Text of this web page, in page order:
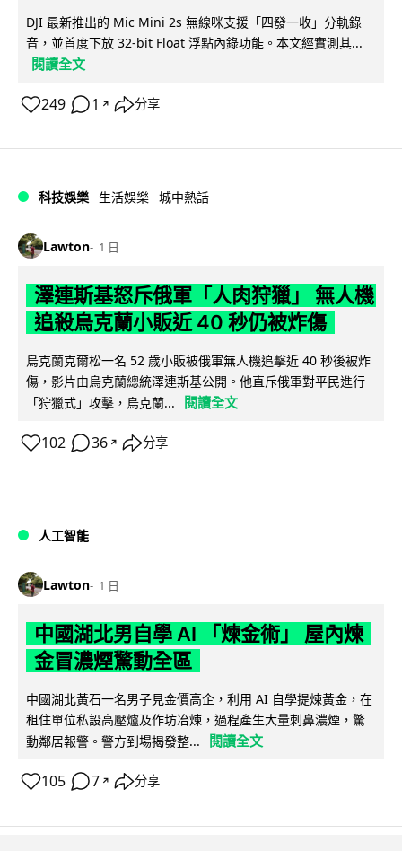
DJI 最新推出的 Mic Mini 2s 無線咪支援「四發一收」分軌錄
音，並首度下放 32-bit Float 浮點內錄功能。本文經實測其...
閱讀全文
249 1 ↗ 分享
科技娛樂 生活娛樂 城中熱話
Lawton 1 日
澤連斯基怒斥俄軍「人肉狩獵」 無人機
追殺烏克蘭小販近 40 秒仍被炸傷
烏克蘭克爾松一名 52 歲小販被俄軍無人機追擊近 40 秒後被炸
傷，影片由烏克蘭總統澤連斯基公開。他直斥俄軍對平民進行
「狩獵式」攻擊，烏克蘭...
閱讀全文
102 36 ↗ 分享
人工智能
Lawton 1 日
中國湖北男自學 AI 「煉金術」 屋內煉
金冒濃煙驚動全區
中國湖北黃石一名男子見金價高企，利用 AI 自學提煉黃金，在
租住單位私設高壓爐及作坊冶煉，過程產生大量刺鼻濃煙，驚
動鄰居報警。警方到場揭發整...
閱讀全文
105 7 ↗ 分享